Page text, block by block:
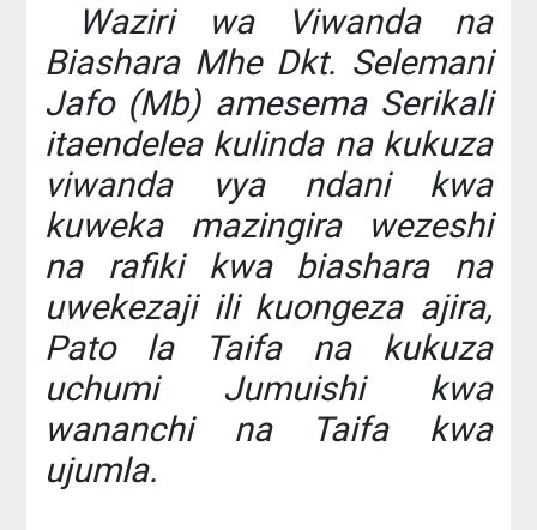
‎ Waziri wa Viwanda na
Biashara Mhe Dkt. Selemani
Jafo (Mb) amesema Serikali
itaendelea kulinda na kukuza
viwanda vya ndani kwa
kuweka mazingira wezeshi
na rafiki kwa biashara na
uwekezaji ili kuongeza ajira,
Pato la Taifa na kukuza
uchumi Jumuishi kwa
wananchi na Taifa kwa
ujumla.